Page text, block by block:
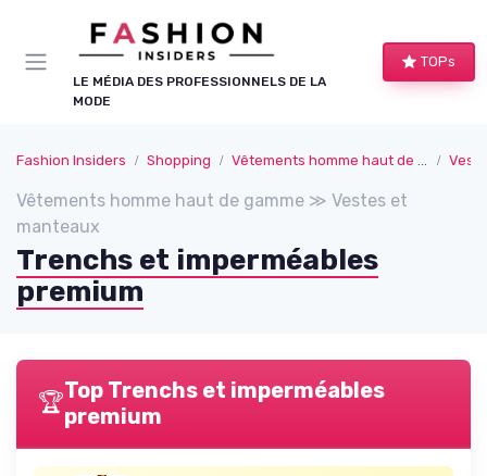
LE MÉDIA DES PROFESSIONNELS DE LA
MODE
TOPs
Fashion Insiders Shopping Vêtements homme haut de gamme
Vêtements homme haut de gamme ≫ Vestes et
manteaux
Trenchs et imperméables
premium
🏆Top Trenchs et imperméables
premium